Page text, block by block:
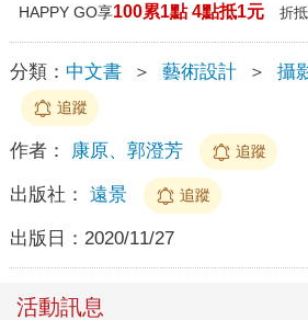
HAPPY GO享100累1點 4點抵1元 折
分類： 中文書 ＞ 藝術設計 ＞ 攝
追蹤
作者： 康原、郭澄芳 追蹤
出版社： 遠景 追蹤
出版日： 2020/11/27
活動訊息